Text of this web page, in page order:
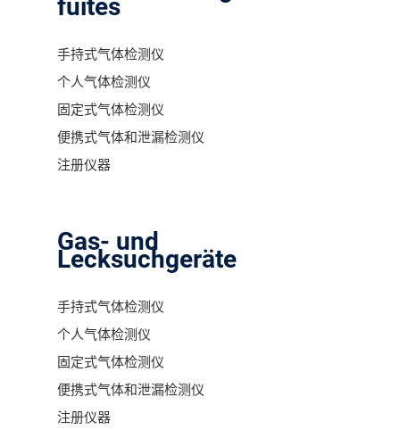
fuites
手持式气体检测仪
个人气体检测仪
固定式气体检测仪
便携式气体和泄漏检测仪
注册仪器
Gas- und
Lecksuchgeräte
手持式气体检测仪
个人气体检测仪
固定式气体检测仪
便携式气体和泄漏检测仪
注册仪器